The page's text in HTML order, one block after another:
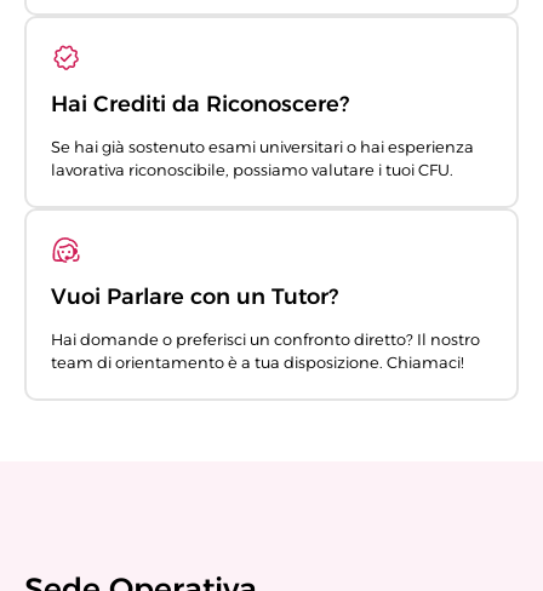
Hai Crediti da Riconoscere?
Se hai già sostenuto esami universitari o hai esperienza
lavorativa riconoscibile, possiamo valutare i tuoi CFU.
Vuoi Parlare con un Tutor?
Hai domande o preferisci un confronto diretto? Il nostro
team di orientamento è a tua disposizione. Chiamaci!